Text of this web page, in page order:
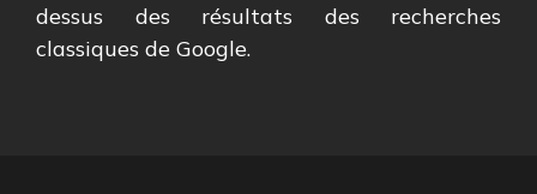
dessus des résultats des recherches
classiques de Google.